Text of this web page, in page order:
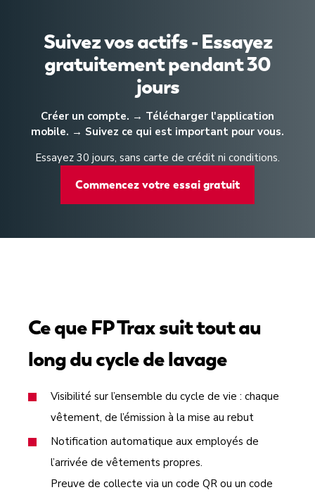
Suivez vos actifs - Essayez
gratuitement pendant 30
jours
Créer un compte. → Télécharger l'application
mobile. → Suivez ce qui est important pour vous.
Essayez 30 jours, sans carte de crédit ni conditions.
Commencez votre essai gratuit
Ce que FP Trax suit tout au
long du cycle de lavage
Visibilité sur l’ensemble du cycle de vie : chaque
vêtement, de l’émission à la mise au rebut
Notification automatique aux employés de
l’arrivée de vêtements propres.
Preuve de collecte via un code QR ou un code